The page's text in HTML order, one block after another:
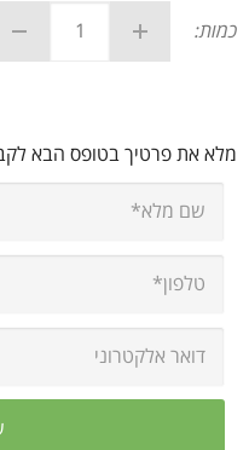
כמות:
מלא את פרטיך בטופס הבא